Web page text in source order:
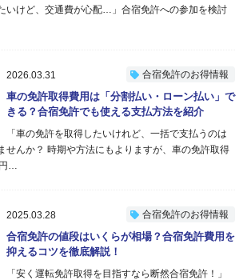
いけど、交通費が心配…」合宿免許への参加を検討
車の免許取得費用は「分割払い・ローン払い」で
きる？合宿免許でも使える支払方法を紹介
「車の免許を取得したいけれど、一括で支払うのは
んか？ 時期や方法にもよりますが、車の免許取得
…
2026.03.31 合宿免許のお得情報
合宿免許の値段はいくらが相場？合宿免許費用を
抑えるコツを徹底解説！
「安く運転免許取得を目指すなら断然合宿免許！」
2025.03.28 合宿免許のお得情報